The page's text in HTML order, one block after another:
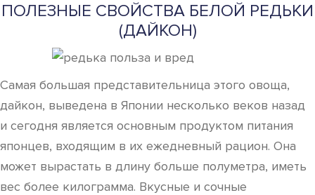
ПОЛЕЗНЫЕ СВОЙСТВА БЕЛОЙ РЕДЬКИ
(ДАЙКОН)
Самая большая представительница этого овоща,
дайкон, выведена в Японии несколько веков назад
и сегодня является основным продуктом питания
японцев, входящим в их ежедневный рацион. Она
может вырастать в длину больше полуметра, иметь
вес более килограмма. Вкусные и сочные